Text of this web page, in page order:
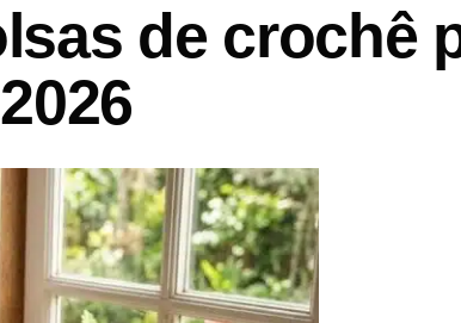
de crochê